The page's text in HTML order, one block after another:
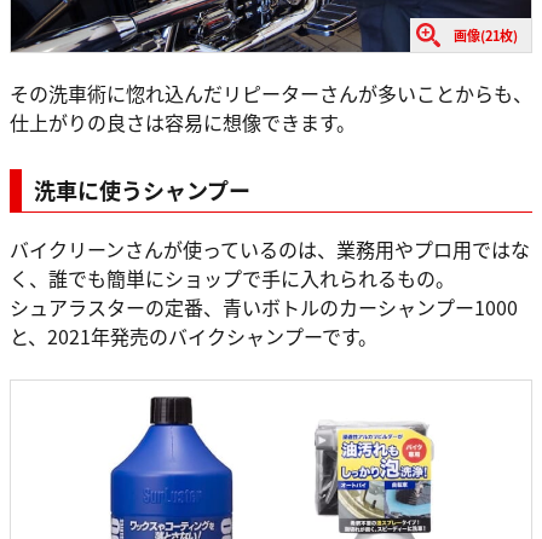
画像(21枚)
その洗車術に惚れ込んだリピーターさんが多いことからも、
仕上がりの良さは容易に想像できます。
洗車に使うシャンプー
バイクリーンさんが使っているのは、業務用やプロ用ではな
く、誰でも簡単にショップで手に入れられるもの。
シュアラスターの定番、青いボトルのカーシャンプー1000
と、2021年発売のバイクシャンプーです。